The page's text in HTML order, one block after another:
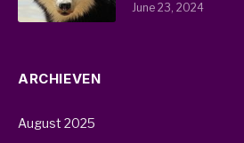
June 23, 2024
ARCHIEVEN
August 2025